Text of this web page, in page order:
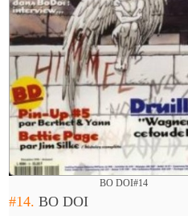
BO DOI#14
#14.BO DOI